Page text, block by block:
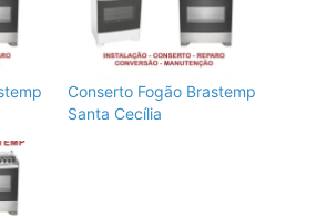
Conserto Fogão Brastemp
Santa Cecília